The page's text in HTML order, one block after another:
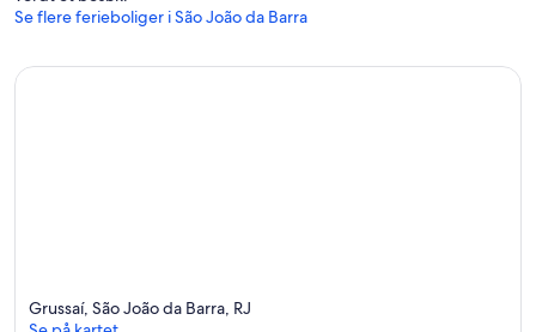
Se flere ferieboliger i São João da Barra
Grussaí, São João da Barra, RJ